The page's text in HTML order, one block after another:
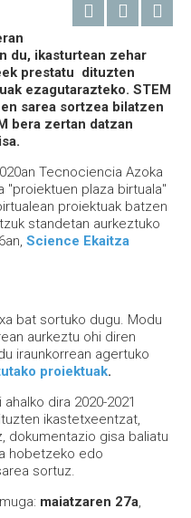
du, ikasturtean zehar
prestatu dituzten
ezagutarazteko. STEM
sarea sortzea bilatzen
bera zertan datzan
Tecnociencia Azoka
plaza birtuala"
proiektuak batzen
standetan aurkeztuko
Science Ekaitza
bat sortuko dugu. Modu
aurkeztu ohi diren
iraunkorrean agertuko
proiektuak.
dira 2020-2021
ikastetxeentzat,
dokumentazio gisa baliatu
hobetzeko edo
sortuz.
maiatzaren 27a,